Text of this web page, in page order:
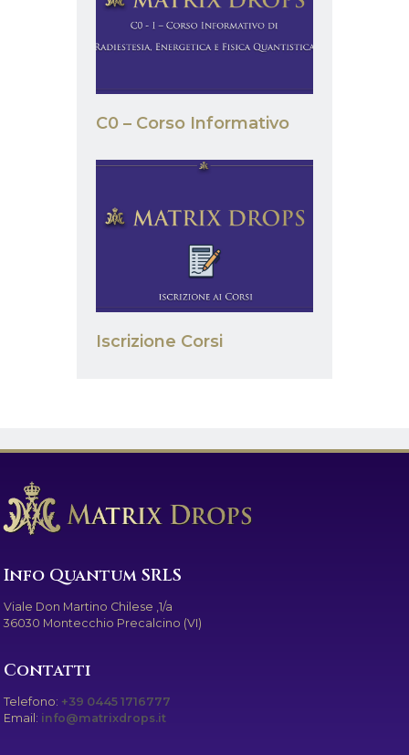
C0 – Corso Informativo
Iscrizione Corsi
Info Quantum SRLS
Viale Don Martino Chilese ,1/a
36030 Montecchio Precalcino (VI)
Contatti
Telefono: +39 0445 1716777
Email: info@matrixdrops.it